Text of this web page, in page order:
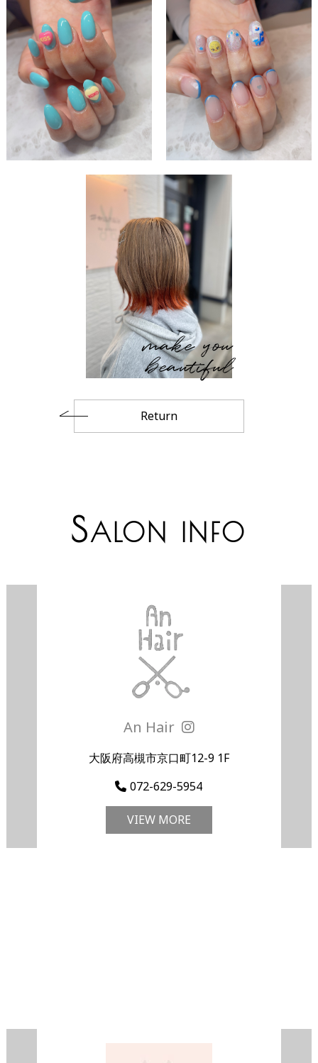
make you
beautiful
Return
SALON INFO
An Hair
大阪府高槻市京口町12-9 1F
072-629-5954
VIEW MORE